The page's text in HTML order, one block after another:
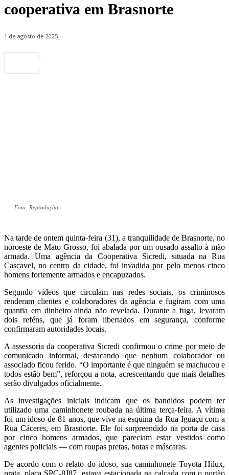
cooperativa em Brasnorte
1 de agosto de 2025
Foto: Reprodução
Na tarde de ontem quinta-feira (31), a tranquilidade de Brasnorte, no
noroeste de Mato Grosso, foi abalada por um ousado assalto à mão
armada. Uma agência da Cooperativa Sicredi, situada na Rua
Cascavel, no centro da cidade, foi invadida por pelo menos cinco
homens fortemente armados e encapuzados.
Segundo vídeos que circulam nas redes sociais, os criminosos
renderam clientes e colaboradores da agência e fugiram com uma
quantia em dinheiro ainda não revelada. Durante a fuga, levaram
dois reféns, que já foram libertados em segurança, conforme
confirmaram autoridades locais.
A assessoria da cooperativa Sicredi confirmou o crime por meio de
comunicado informal, destacando que nenhum colaborador ou
associado ficou ferido. “O importante é que ninguém se machucou e
todos estão bem”, reforçou a nota, acrescentando que mais detalhes
serão divulgados oficialmente.
As investigações iniciais indicam que os bandidos podem ter
utilizado uma caminhonete roubada na última terça-feira. A vítima
foi um idoso de 81 anos, que vive na esquina da Rua Iguaçu com a
Rua Cáceres, em Brasnorte. Ele foi surpreendido na porta de casa
por cinco homens armados, que pareciam estar vestidos como
agentes policiais — com roupas pretas, botas e máscaras.
De acordo com o relato do idoso, sua caminhonete Toyota Hilux,
prata, placa SPC-8J87, estava estacionada na calçada com o portão